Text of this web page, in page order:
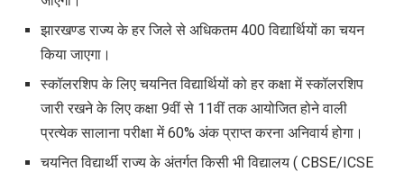
झारखण्ड राज्य के हर जिले से अधिकतम 400 विद्यार्थियों का चयन
किया जाएगा।
स्कॉलरशिप के लिए चयनित विद्यार्थियों को हर कक्षा में स्कॉलरशिप
जारी रखने के लिए कक्षा 9वीं से 11वीं तक आयोजित होने वाली
प्रत्येक सालाना परीक्षा में 60% अंक प्राप्त करना अनिवार्य होगा।
चयनित विद्यार्थी राज्य के अंतर्गत किसी भी विद्यालय ( CBSE/ICSE